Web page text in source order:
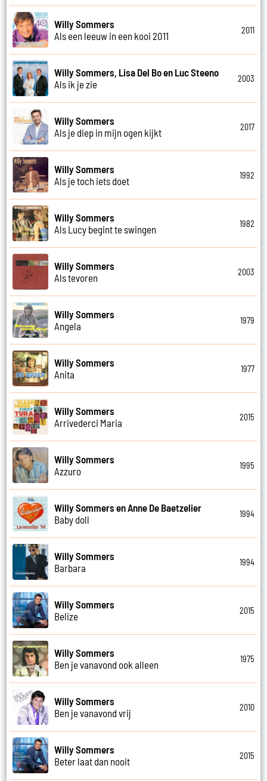
Willy Sommers
Als een leeuw in een kooi 2011
2011
Willy Sommers, Lisa Del Bo en Luc Steeno
Als ik je zie
2003
Willy Sommers
Als je diep in mijn ogen kijkt
2017
Willy Sommers
Als je toch iets doet
1992
Willy Sommers
Als Lucy begint te swingen
1982
Willy Sommers
Als tevoren
2003
Willy Sommers
Angela
1979
Willy Sommers
Anita
1977
Willy Sommers
Arrivederci Maria
2015
Willy Sommers
Azzuro
1995
Willy Sommers en Anne De Baetzelier
Baby doll
1994
Willy Sommers
Barbara
1994
Willy Sommers
Belize
2015
Willy Sommers
Ben je vanavond ook alleen
1975
Willy Sommers
Ben je vanavond vrij
2010
Willy Sommers
Beter laat dan nooit
2015